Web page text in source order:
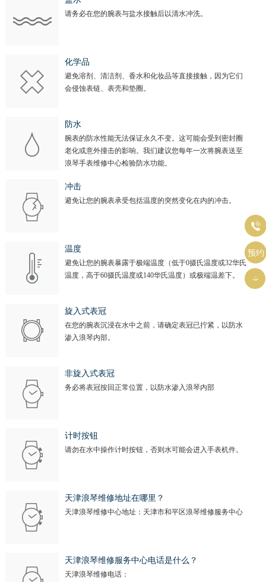
请务必在您的腕表与盐水接触后以清水冲洗。
化学品
避免溶剂、清洁剂、香水和化妆品等直接接触，因为它们
会侵蚀表链、表壳和垫圈。
防水
腕表的防水性能无法保证永久不变。这可能会受到密封圈
老化或意外撞击的影响。我们建议您每年一次将腕表送至
浪琴手表维修中心检验防水功能。
冲击
避免让您的腕表承受包括温度的突然变化在内的冲击。
温度
避免让您的腕表暴露于极端温度（低于0摄氏温度或32华氏
温度，高于60摄氏温度或140华氏温度）或极端温差下。
旋入式表冠
在您的腕表沉浸在水中之前，请确定表冠已拧紧，以防水
渗入浪琴内部。
非旋入式表冠
务必将表冠按回正常位置，以防水渗入浪琴内部
计时按钮
请勿在水中操作计时按钮，否则水可能会进入手表机件。
天津浪琴维修地址在哪里？
天津浪琴维修中心地址：天津市和平区浪琴维修服务中心
天津浪琴维修服务中心电话是什么？
天津浪琴维修电话：

预约
